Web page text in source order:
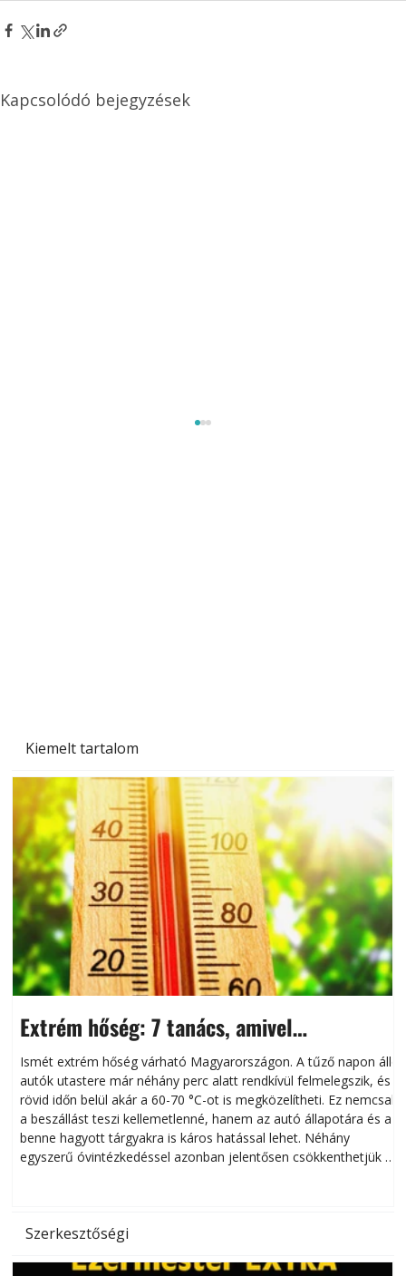
Kiemelt tartalom
Extrém hőség: 7 tanács, amivel
megóvhatjuk autónkat a nyári károktól
Ismét extrém hőség várható Magyarországon. A tűző napon álló
autók utastere már néhány perc alatt rendkívül felmelegszik, és
rövid időn belül akár a 60-70 °C-ot is megközelítheti. Ez nemcsak
a beszállást teszi kellemetlenné, hanem az autó állapotára és a
benne hagyott tárgyakra is káros hatással lehet. Néhány
egyszerű óvintézkedéssel azonban jelentősen csökkenthetjük a
Szerkesztőségi
Kapcsolódó bejegyzések